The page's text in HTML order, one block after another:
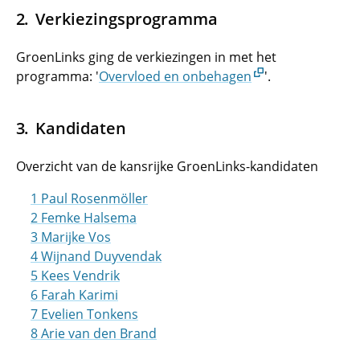
Verkiezingsprogramma
GroenLinks ging de verkiezingen in met het
programma: 'Overvloed en onbehagen '.
Kandidaten
Overzicht van de kansrijke GroenLinks-kandidaten
1 Paul Rosenmöller
2 Femke Halsema
3 Marijke Vos
4 Wijnand Duyvendak
5 Kees Vendrik
6 Farah Karimi
7 Evelien Tonkens
8 Arie van den Brand